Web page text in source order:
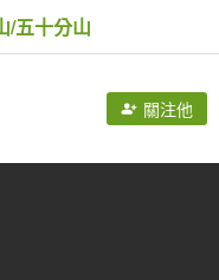
/五十分山
關注他